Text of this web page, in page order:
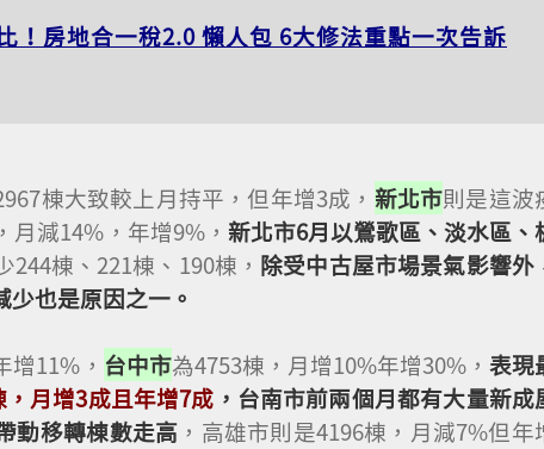
！房地合一稅2.0 懶人包 6大修法重點一次告訴
棟大致較上月持平，但年增3成， 新北市則是這波
減14%，年增9%， 新北市6月以鶯歌區、淡水區、
棟、221棟、190棟， 除受中古屋市場景氣影響外
也是原因之一。
11%， 台中市為4753棟，月增10%年增30%， 表現
月增3成且年增7成 ，台南市前兩個月都有大量新成
動移轉棟數走高 ，高雄市則是4196棟，月減7%但年